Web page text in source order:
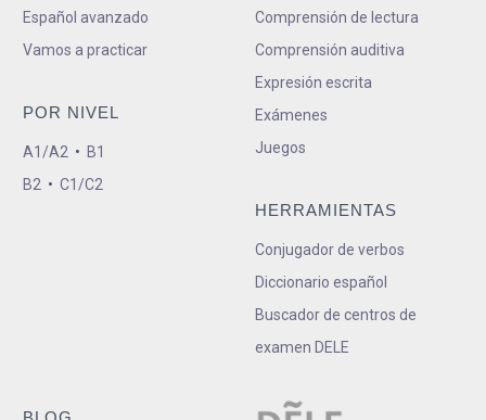
Español avanzado
Vamos a practicar
POR NIVEL
A1/A2 • B1
B2 • C1/C2
Comprensión de lectura
Comprensión auditiva
Expresión escrita
Exámenes
Juegos
HERRAMIENTAS
Conjugador de verbos
Diccionario español
Buscador de centros de
examen DELE